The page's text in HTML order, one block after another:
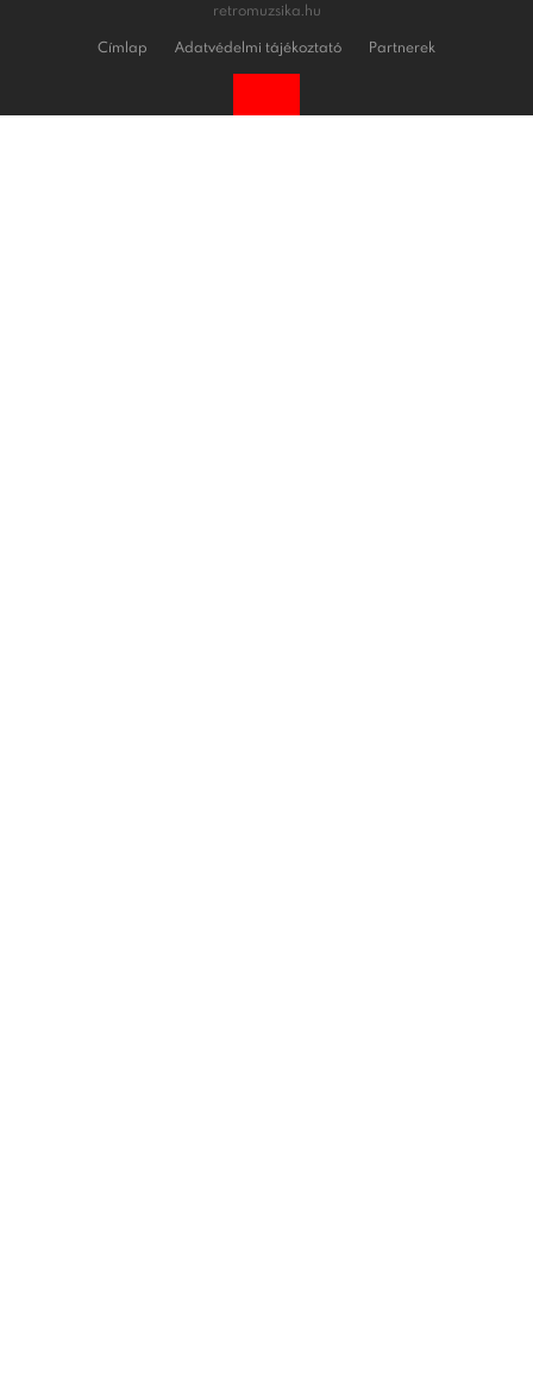
retromuzsika.hu
Címlap
Adatvédelmi tájékoztató Partnerek